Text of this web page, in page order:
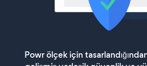
Powr ölçek için